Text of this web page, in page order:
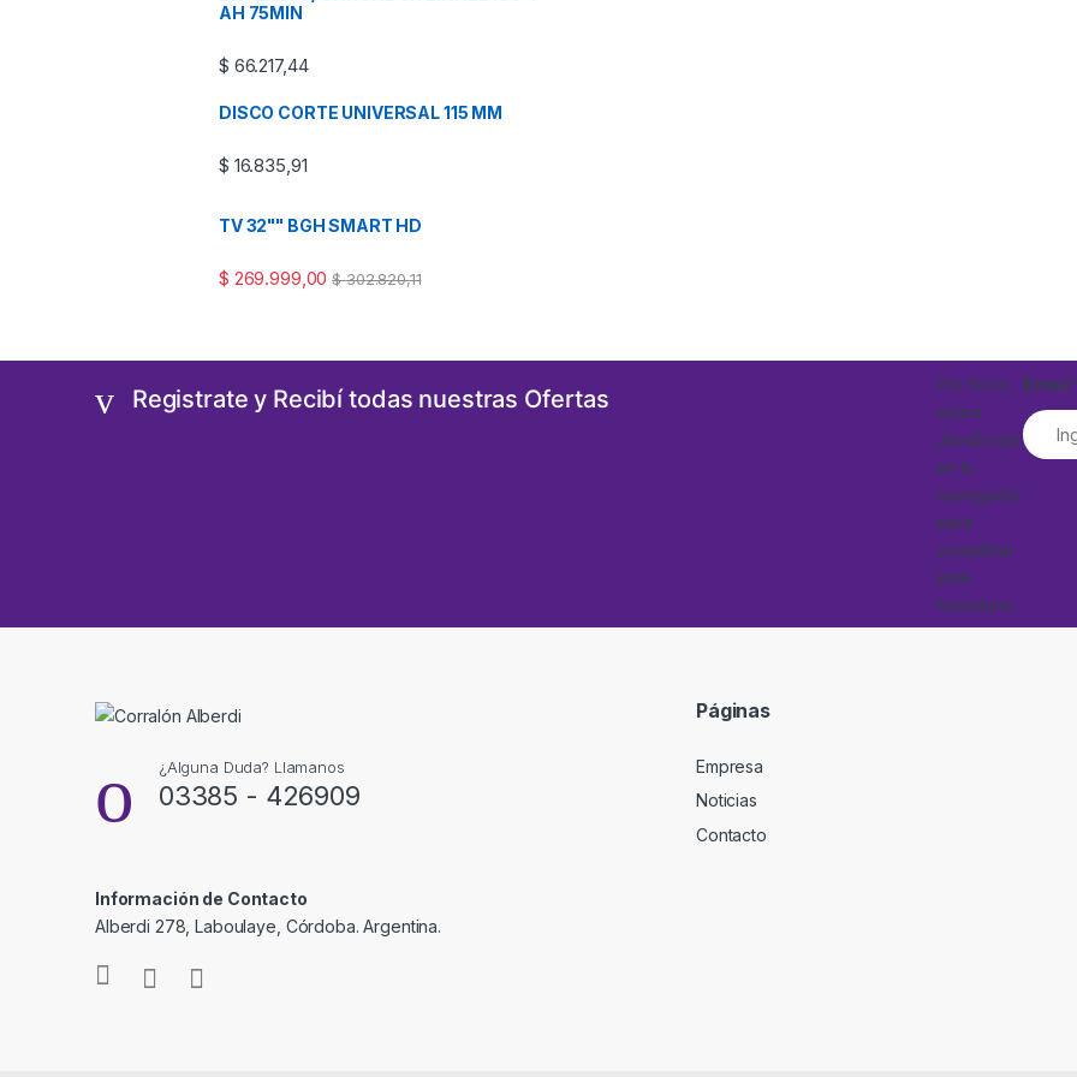
AH 75MIN
$ 66.217,44
DISCO CORTE UNIVERSAL 115 MM
$ 16.835,91
TV 32"" BGH SMART HD
$ 269.999,00 $302.820,11
Registrate y Recibí todas nuestras Ofertas
Por favor,
activa
JavaScript
en tu
navegador
para
completar
este
formulario.
Email
¿Alguna Duda? Llamanos
03385 - 426909
Información de Contacto
Alberdi 278, Laboulaye, Córdoba. Argentina.
Páginas
Empresa
Noticias
Contacto